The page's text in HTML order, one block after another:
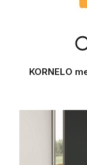
KORNELO